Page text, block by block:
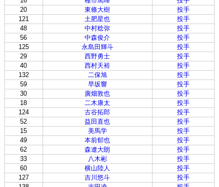
20
東條大樹
投手
121
土肥星也
投手
48
中村稔弥
投手
56
中森俊介
投手
125
永島田輝斗
投手
29
西野勇士
投手
40
西村天裕
投手
132
二保旭
投手
59
早坂響
投手
30
廣畑敦也
投手
18
二木康太
投手
124
古谷拓郎
投手
52
益田直也
投手
15
美馬学
投手
49
本前郁也
投手
62
森遼大朗
投手
33
八木彬
投手
60
横山陸人
投手
127
吉川悠斗
投手